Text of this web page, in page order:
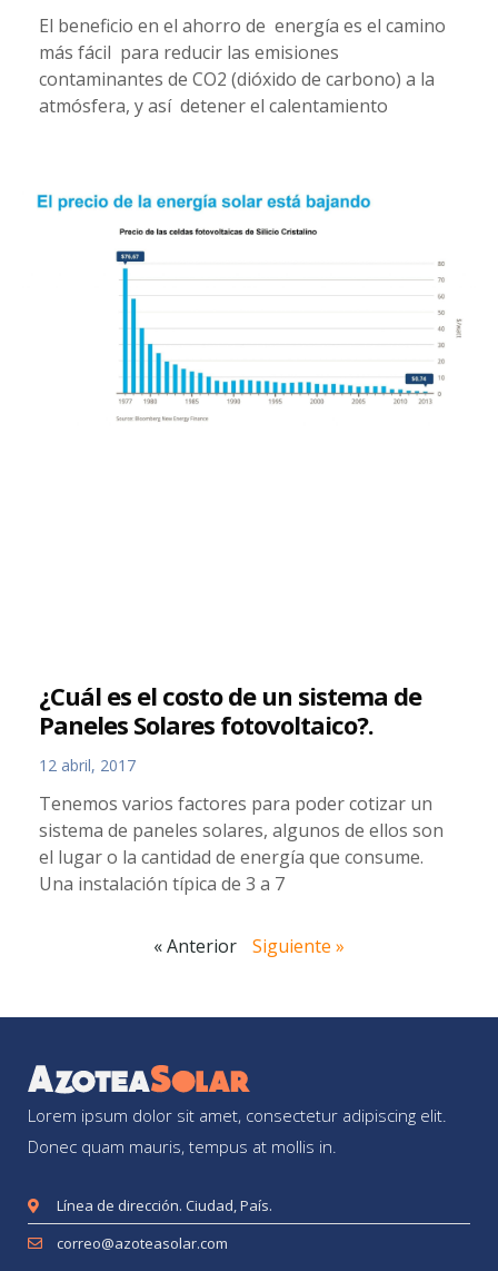
El beneficio en el ahorro de energía es el camino
más fácil para reducir las emisiones
contaminantes de CO2 (dióxido de carbono) a la
atmósfera, y así detener el calentamiento
¿Cuál es el costo de un sistema de
Paneles Solares fotovoltaico?.
12 abril, 2017
Tenemos varios factores para poder cotizar un
sistema de paneles solares, algunos de ellos son
el lugar o la cantidad de energía que consume.
Una instalación típica de 3 a 7
« Anterior Siguiente »
Lorem ipsum dolor sit amet, consectetur adipiscing elit.
Donec quam mauris, tempus at mollis in.
Línea de dirección. Ciudad, País.
correo@azoteasolar.com